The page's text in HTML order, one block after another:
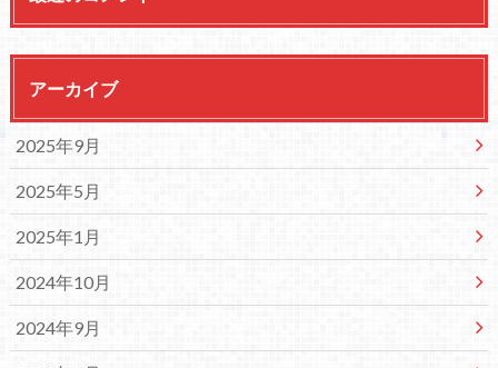
アーカイブ
2025年9月
2025年5月
2025年1月
2024年10月
2024年9月